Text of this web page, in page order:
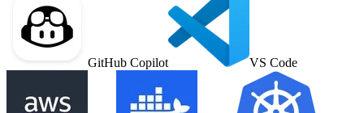
GitHub Copilot VS Code